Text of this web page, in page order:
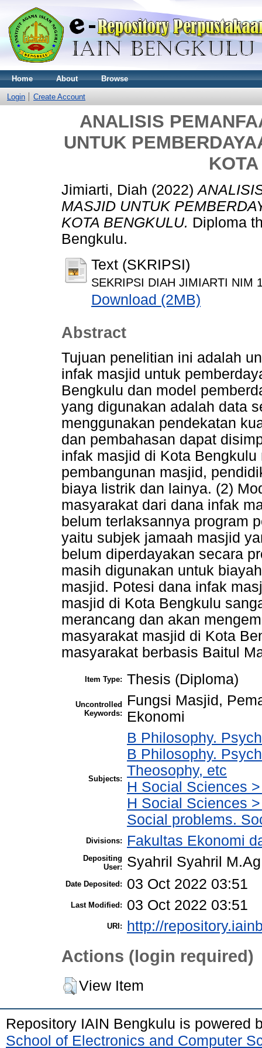
Home About Browse
Login Create Account
ANALISIS
UNTUK
Jimiarti, Diah (2022)
MASJID UNTUK
KOTA BENGKULU. Diploma
Bengkulu.
Text (SKRIPSI)
SEKRIPSI DIAH JIMIARTI NIM
Download (2MB)
Abstract
Tujuan penelitian ini adalah
infak masjid untuk
Bengkulu dan model
yang digunakan adalah data
menggunakan pendekatan
dan pembahasan dapat
infak masjid di Kota
pembangunan masjid,
biaya listrik dan lainya. (2)
masyarakat dari dana infak
belum terlaksannya program
yaitu subjek jamaah masjid
belum diperdayakan secara
masih digunakan untuk
masjid. Potesi dana infak
masjid di Kota Bengkulu
merancang dan akan
masyarakat masjid di Kota
masyarakat berbasis Baitul
Item Type: Thesis (Diploma)
Uncontrolled
Keywords:
Fungsi Masjid,
Ekonomi
Subjects:
B Philosophy.
B Philosophy.
Theosophy, etc
H Social Sciences
H Social Sciences
Social problems.
Divisions: Fakultas Ekonomi
Depositing
User:
Syahril Syahril M.Ag
Date Deposited: 03 Oct 2022 03:51
Last Modified: 03 Oct 2022 03:51
URI: http://
Actions (login required)
View Item
Repository IAIN Bengkulu is powered
School of Electronics and Computer